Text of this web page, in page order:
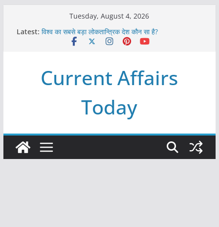
Tuesday, August 4, 2026
Latest: विश्व का सबसे बड़ा लोकतान्त्रिक देश कौन सा है?
Refeeding Syndrome and its Management
विश्व में कितने प्रकार के शासन होते है?
Current Affairs
Today